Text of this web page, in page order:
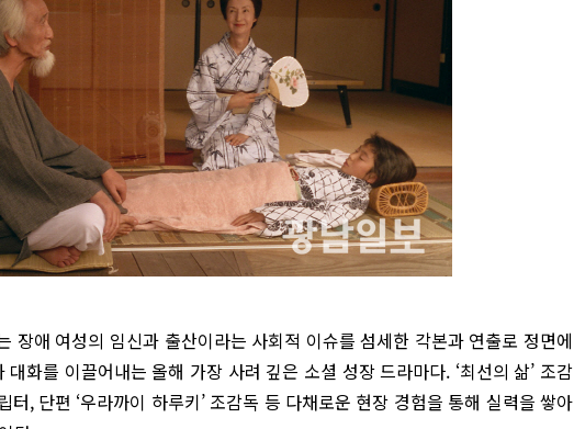
장애 여성의 임신과 출산이라는 사회적 이슈를 섬세한 각본과 연출로 정면에
화를 이끌어내는 올해 가장 사려 깊은 소셜 성장 드라마다. ‘최선의 삶’ 조감
터, 단편 ‘우라까이 하루키’ 조감독 등 다채로운 현장 경험을 통해 실력을 쌓아